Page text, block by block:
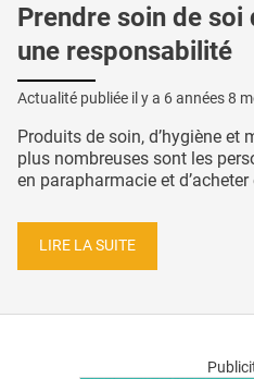
Prendre soin de
une responsabilité
Actualité publiée il y a 6 années 8
Produits de soin, d’hygiène et
plus nombreuses sont les
en parapharmacie et d’acheter
LIRE LA SUITE